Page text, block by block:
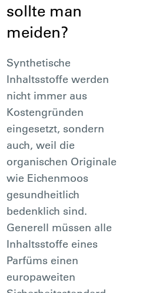
sollte man
meiden?
Synthetische
Inhaltsstoffe werden
nicht immer aus
Kostengründen
eingesetzt, sondern
auch, weil die
organischen Originale
wie Eichenmoos
gesundheitlich
bedenklich sind.
Generell müssen alle
Inhaltsstoffe eines
Parfüms einen
europaweiten